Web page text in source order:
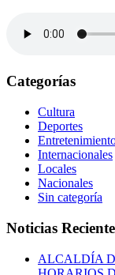
Categorías
Cultura
Deportes
Internacionales
Locales
Nacionales
Sin categoría
Noticias
ALCALDÍA